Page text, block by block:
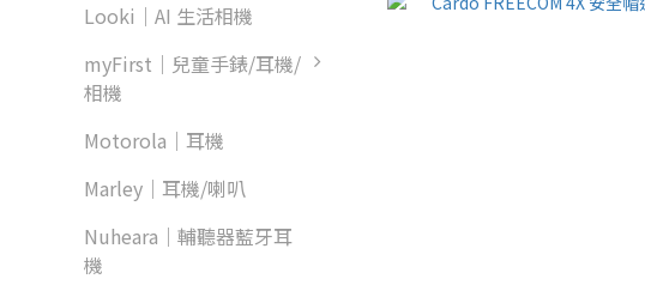
Looki｜AI 生活相機
myFirst｜兒童手錶/耳機/
相機
Motorola｜耳機
Marley｜耳機/喇叭
Nuheara｜輔聽器藍牙耳
機